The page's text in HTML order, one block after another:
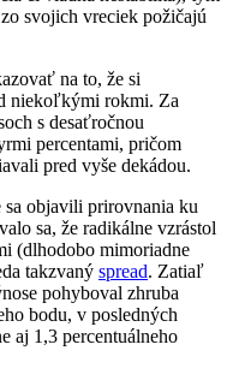
svojich vreciek požičajú
na to, že si
niekoľkými rokmi. Za
s desaťročnou
percentami, pričom
pred vyše dekádou.
objavili prirovnania ku
sa, že radikálne vzrástol
(dlhodobo mimoriadne
takzvaný spread. Zatiaľ
pohyboval zhruba
bodu, v posledných
aj 1,3 percentuálneho